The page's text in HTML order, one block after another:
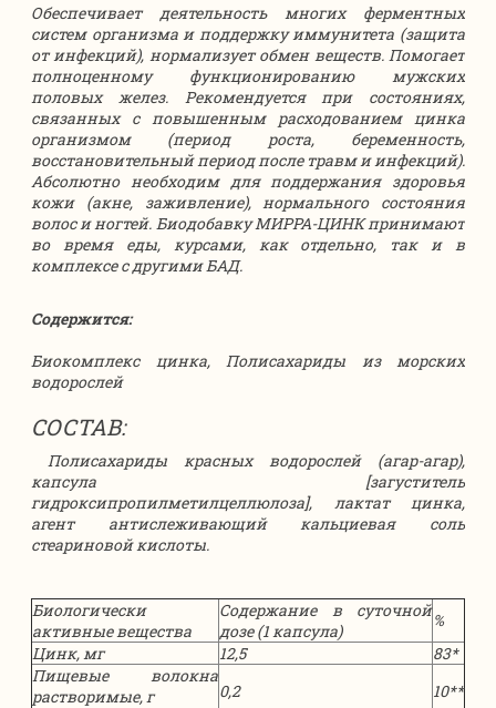
Обеспечивает деятельность многих ферментных
систем организма и поддержку иммунитета (защита
от инфекций), нормализует обмен веществ. Помогает
полноценному функционированию мужских
половых желез. Рекомендуется при состояниях,
связанных с повышенным расходованием цинка
организмом (период роста, беременность,
восстановительный период после травм и инфекций).
Абсолютно необходим для поддержания здоровья
кожи (акне, заживлениe), нормального состояния
волос и ногтей. Биодобавку МИРРА-ЦИНК принимают
во время еды, курсами, как отдельно, так и в
комплексе с другими БАД.
Содержится:
Биокомплекс цинка, Полисахариды из морских
водорослей
СОСТАВ:
Полисахариды красных водорослей (агар-агар),
капсула [загуститель
гидроксипропилметилцеллюлоза], лактат цинка,
агент антислеживающий кальциевая соль
стеариновой кислоты.
Биологически
активные вещества
Содержание в суточной
дозе (1 капсула)
%
Цинк, мг
12,5
83*
Пищевые волокна
растворимые, г
0,2
10**